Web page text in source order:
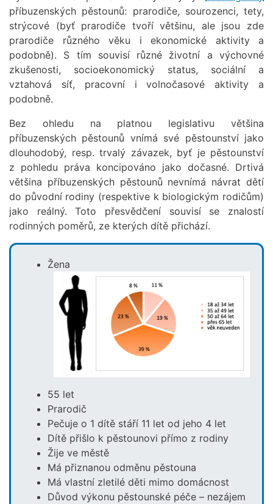
příbuzenských pěstounů: prarodiče, sourozenci, tety,
strýcové (byť prarodiče tvoří většinu, ale jsou zde
prarodiče různého věku i ekonomické aktivity a
podobně). S tím souvisí různé životní a výchovné
zkušenosti, socioekonomický status, sociální a
vztahová síť, pracovní i volnočasové aktivity a
podobně.
Bez ohledu na platnou legislativu většina
příbuzenských pěstounů vnímá své pěstounství jako
dlouhodobý, resp. trvalý závazek, byť je pěstounství
z pohledu práva koncipováno jako dočasné. Drtivá
většina příbuzenských pěstounů nevnímá návrat dětí
do původní rodiny (respektive k biologickým rodičům)
jako reálný. Toto přesvědčení souvisí se znalostí
rodinných poměrů, ze kterých dítě přichází.
Žena
Obrázek
55 let
Prarodič
Pečuje o 1 dítě stáří 11 let od jeho 4 let
Dítě přišlo k pěstounovi přímo z rodiny
Žije ve městě
Má přiznanou odměnu pěstouna
Má vlastní zletilé děti mimo domácnost
Důvod výkonu pěstounské péče – nezájem